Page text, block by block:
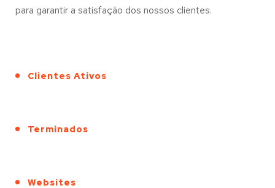
para garantir a satisfação dos nossos clientes.
Clientes Ativos
Terminados
Websites